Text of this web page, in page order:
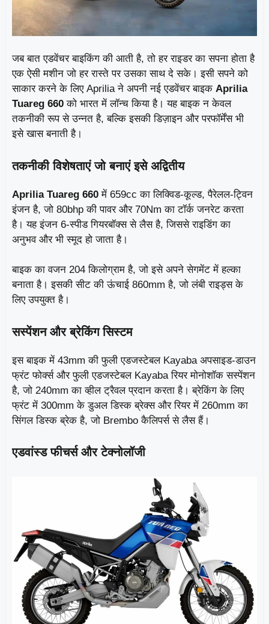
जब बात एडवेंचर बाइकिंग की आती है, तो हर राइडर का सपना होता है
एक ऐसी मशीन जो हर रास्ते पर उसका साथ दे सके। इसी सपने को
साकार करने के लिए Aprilia ने अपनी नई एडवेंचर बाइक Aprilia
Tuareg 660 को भारत में लॉन्च किया है। यह बाइक न केवल
तकनीकी रूप से उन्नत है, बल्कि इसकी डिज़ाइन और परफॉर्मेंस भी
इसे खास बनाती है।
तकनीकी विशेषताएं जो बनाएं इसे अद्वितीय
Aprilia Tuareg 660 में 659cc का लिक्विड-कूल्ड, पैरेलल-ट्विन
इंजन है, जो 80bhp की पावर और 70Nm का टॉर्क जनरेट करता
है। यह इंजन 6-स्पीड गियरबॉक्स से लैस है, जिससे राइडिंग का
अनुभव और भी स्मूद हो जाता है।
बाइक का वजन 204 किलोग्राम है, जो इसे अपने सेगमेंट में हल्का
बनाता है। इसकी सीट की ऊंचाई 860mm है, जो लंबी राइड्स के
लिए उपयुक्त है।
सस्पेंशन और ब्रेकिंग सिस्टम
इस बाइक में 43mm की फुली एडजस्टेबल Kayaba अपसाइड-डाउन
फ्रंट फोर्क्स और फुली एडजस्टेबल Kayaba रियर मोनोशॉक सस्पेंशन
है, जो 240mm का व्हील ट्रैवल प्रदान करता है। ब्रेकिंग के लिए
फ्रंट में 300mm के डुअल डिस्क ब्रेक्स और रियर में 260mm का
सिंगल डिस्क ब्रेक है, जो Brembo कैलिपर्स से लैस हैं।
एडवांस्ड फीचर्स और टेक्नोलॉजी